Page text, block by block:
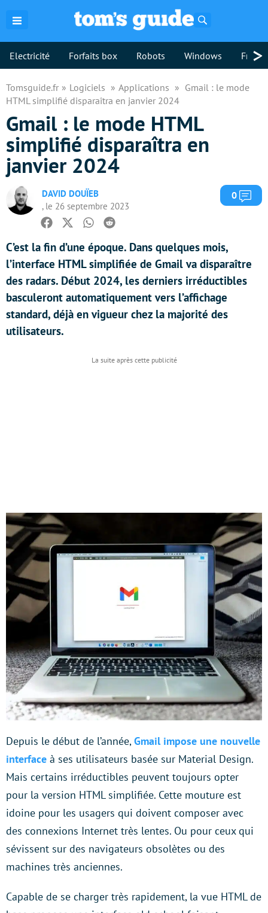
Electricité Forfaits box Robots Windows >
Tomsguide.fr Logiciels Applications
Gmail : le mode
HTML simplifié disparaîtra en janvier 2024
Gmail : le mode HTML
simplifié disparaîtra en
janvier 2024
DAVID DOUÏEB
, le 26 septembre 2023
0
Facebook
TwitterWhatsapp
Reddit
C’est la fin d’une époque. Dans quelques mois,
l’interface HTML simplifiée de Gmail va disparaître
des radars. Début 2024, les derniers irréductibles
basculeront automatiquement vers l’affichage
standard, déjà en vigueur chez la majorité des
utilisateurs.
Depuis le début de l’année,Gmail impose une nouvelle
interface à ses utilisateurs basée sur Material Design.
Mais certains irréductibles peuvent toujours opter
pour la version HTML simplifiée. Cette mouture est
idoine pour les usagers qui doivent composer avec
des connexions Internet très lentes. Ou pour ceux qui
sévissent sur des navigateurs obsolètes ou des
machines très anciennes.
Capable de se charger très rapidement, la vue HTML de